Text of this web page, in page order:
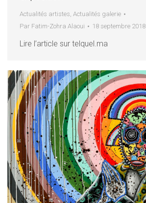
Actualités artistes, Actualités galerie
Par Fatim-Zohra Alaoui 18 septembre 2018
Lire l’article sur telquel.ma